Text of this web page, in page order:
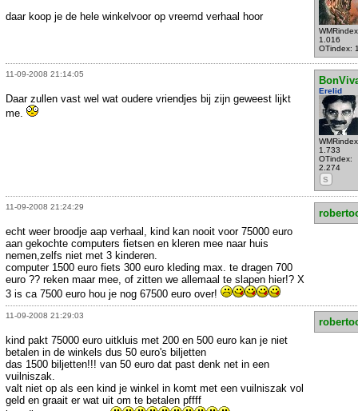
1.016
OTindex:
daar koop je de hele winkelvoor op vreemd verhaal hoor
11-09-2008 21:14:05
Erelid
1.733
OTindex:
2.274
S
Daar zullen vast wel wat oudere vriendjes bij zijn geweest lijkt
me.
11-09-2008 21:24:29
echt weer broodje aap verhaal, kind kan nooit voor 75000 euro
aan gekochte computers fietsen en kleren mee naar huis
nemen,zelfs niet met 3 kinderen.
computer 1500 euro fiets 300 euro kleding max. te dragen 700
euro ?? reken maar mee, of zitten we allemaal te slapen hier!? X
3 is ca 7500 euro hou je nog 67500 euro over!
11-09-2008 21:29:03
kind pakt 75000 euro uitkluis met 200 en 500 euro kan je niet
betalen in de winkels dus 50 euro's biljetten
das 1500 biljetten!!! van 50 euro dat past denk net in een
vuilniszak.
valt niet op als een kind je winkel in komt met een vuilniszak vol
geld en graait er wat uit om te betalen pffff